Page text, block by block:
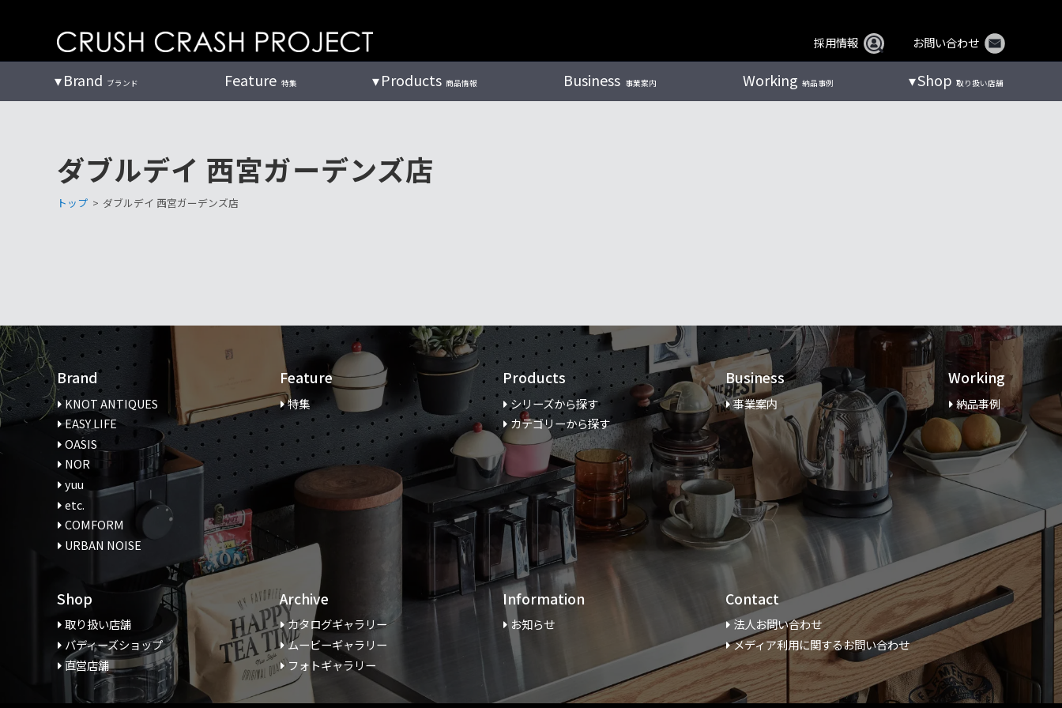
ツ
採用情報 お問い合わせ
Brand ブランド Feature 特集 Products 商品情報 Business 事業案内 Working 納品事例 Shop 取り扱い店舗
ダブルデイ 西宮ガーデンズ店
トップ > ダブルデイ 西宮ガーデンズ店
Brand
KNOT ANTIQUES
EASY LIFE
OASIS
NOR
yuu
etc.
COMFORM
URBAN NOISE
Feature
特集
Products
シリーズから探す
カテゴリーから探す
Business
事業案内
Working
納品事例
Shop
取り扱い店舗
バディーズショップ
直営店舗
Archive
カタログギャラリー
ムービーギャラリー
フォトギャラリー
Information
お知らせ
Contact
法人お問い合わせ
メディア利用に関するお問い合わせ